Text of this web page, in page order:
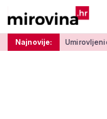
Najnovije:
centi Umirovljenica